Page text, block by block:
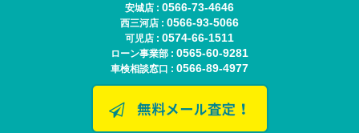
安城店 : 0566-73-4646
西三河店 : 0566-93-5066
可児店 : 0574-66-1511
ローン事業部 : 0565-60-9281
車検相談窓口 : 0566-89-4977